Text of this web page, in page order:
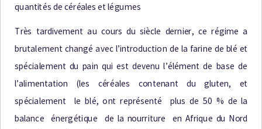
quantitésdecéréalesetlégumes
Très tardivementau coursdusiècle dernier, cerégime a
brutalement changéavec l’introduction de la farine de blé et
spécialement du painquiestdevenul’élémentde basede
l’alimentation (les céréales contenantdugluten, et
spécialement leblé,ontreprésenté plus de 50 % dela
balanceénergétique de la nourriture enAfrique du Nord